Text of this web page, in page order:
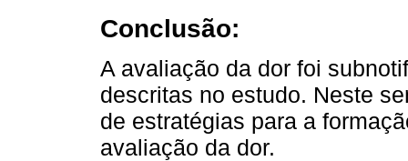
Conclusão:
A avaliação da dor foi
descritas no estudo. Neste
de estratégias para a
avaliação da dor.